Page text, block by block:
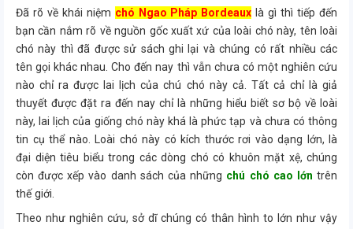
Đã rõ về khái niệm chó Ngao Pháp Bordeaux là gì thì tiếp đến
bạn cần nắm rõ về nguồn gốc xuất xứ của loài chó này, tên loài
chó này thì đã được sử sách ghi lại và chúng có rất nhiều các
tên gọi khác nhau. Cho đến nay thì vẫn chưa có một nghiên cứu
nào chỉ ra được lai lịch của chú chó này cả. Tất cả chỉ là giả
thuyết được đặt ra đến nay chỉ là những hiểu biết sơ bộ về loài
này, lai lịch của giống chó này khá là phức tạp và chưa có thông
tin cụ thể nào. Loài chó này có kích thước rơi vào dạng lớn, là
đại diện tiêu biểu trong các dòng chó có khuôn mặt xệ, chúng
còn được xếp vào danh sách của những chú chó cao lớn trên
thế giới.
Theo như nghiên cứu, sở dĩ chúng có thân hình to lớn như vậy